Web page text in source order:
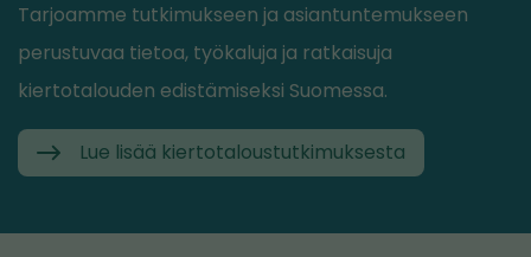
Tarjoamme tutkimukseen ja asiantuntemukseen
perustuvaa tietoa, työkaluja ja ratkaisuja
kiertotalouden edistämiseksi Suomessa.
Lue lisää kiertotaloustutkimuksesta